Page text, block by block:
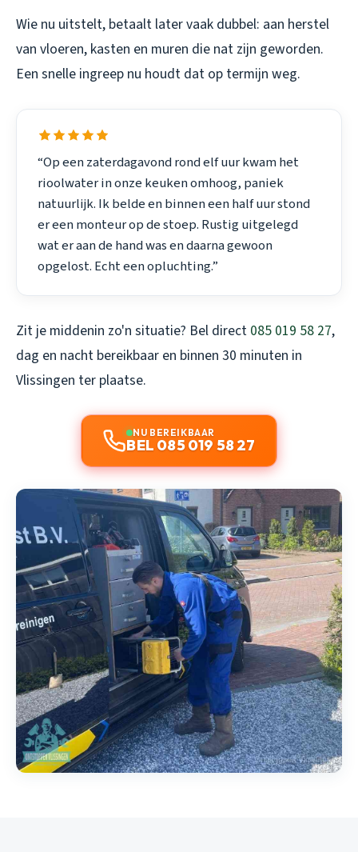
Wie nu uitstelt, betaalt later vaak dubbel: aan herstel
van vloeren, kasten en muren die nat zijn geworden.
Een snelle ingreep nu houdt dat op termijn weg.
“Op een zaterdagavond rond elf uur kwam het
rioolwater in onze keuken omhoog, paniek
natuurlijk. Ik belde en binnen een half uur stond
er een monteur op de stoep. Rustig uitgelegd
wat er aan de hand was en daarna gewoon
opgelost. Echt een opluchting.”
Zit je middenin zo'n situatie? Bel direct 085 019 58 27,
dag en nacht bereikbaar en binnen 30 minuten in
Vlissingen ter plaatse.
NU BEREIKBAAR
BEL 085 019 58 27